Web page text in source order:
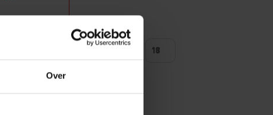
Over
Aantal producten tonen